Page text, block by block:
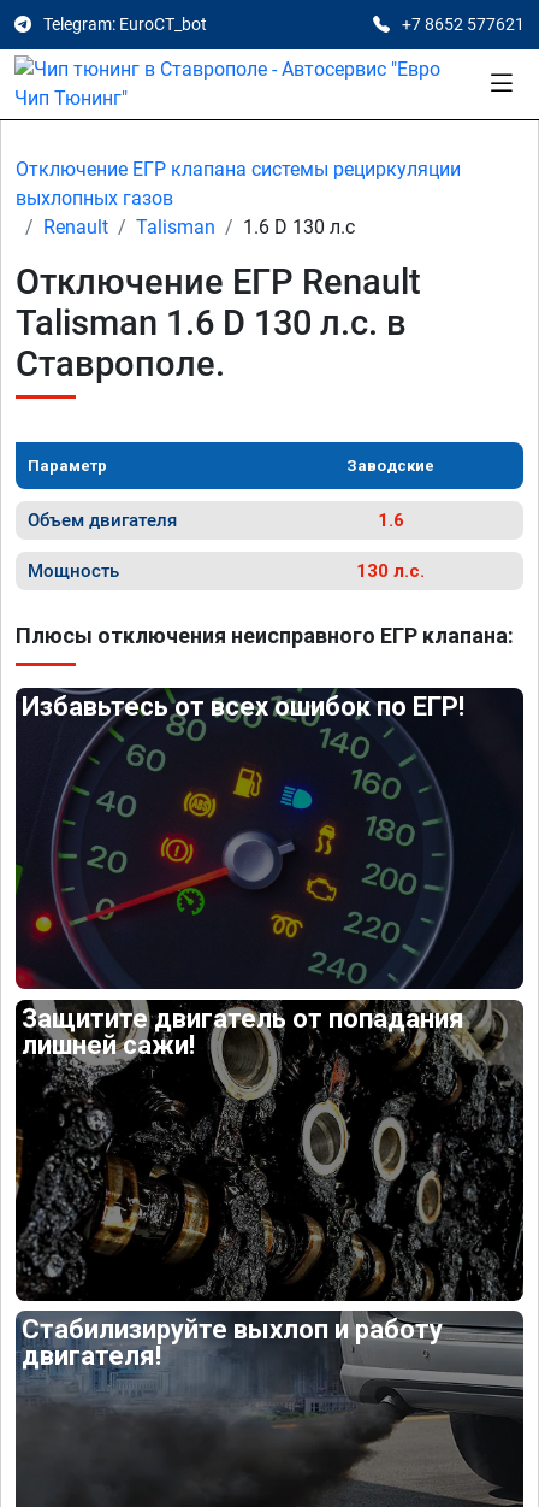
Telegram: EuroCT_bot +7 8652 577621
Отключение ЕГР клапана системы рециркуляции
выхлопных газов
Renault
Talisman 1.6 D 130 л.с
Отключение ЕГР Renault
Talisman 1.6 D 130 л.с. в
Ставрополе.
Параметр Заводские
Объем двигателя 1.6
Мощность 130 л.с.
Плюсы отключения неисправного ЕГР клапана:
Избавьтесь от всех ошибок по ЕГР!
Защитите двигатель от попадания
лишней сажи!
Стабилизируйте выхлоп и работу
двигателя!